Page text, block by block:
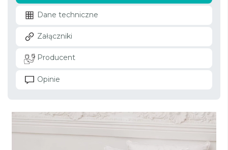
Dane techniczne
Załączniki
Producent
Opinie